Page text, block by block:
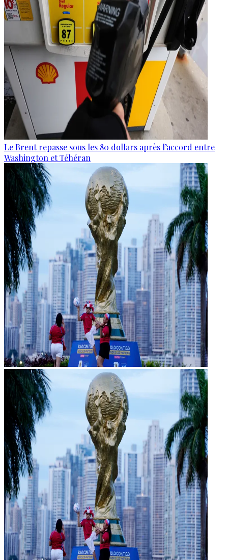
Le Brent repasse sous les 80 dollars après l’accord entre
Washington et Téhéran